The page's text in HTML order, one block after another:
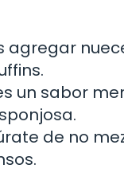
agregar
un sabor
de no